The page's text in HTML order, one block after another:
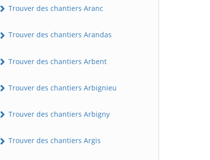
Trouver des chantiers Aranc
Trouver des chantiers Arandas
Trouver des chantiers Arbent
Trouver des chantiers Arbignieu
Trouver des chantiers Arbigny
Trouver des chantiers Argis